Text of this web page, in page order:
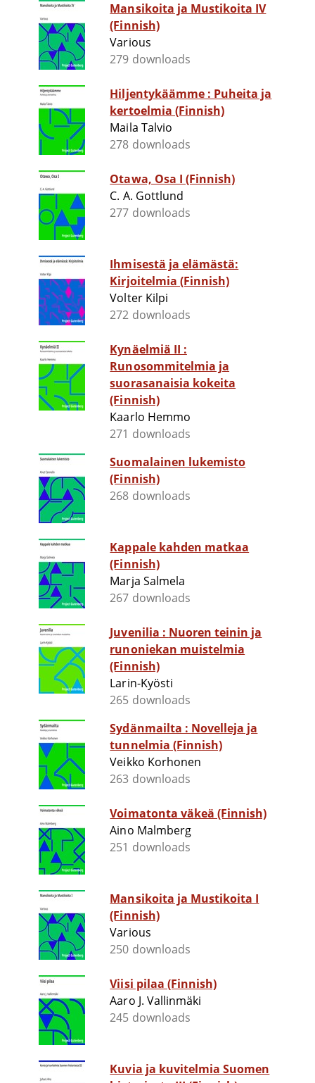
Mansikoita ja Mustikoita IV
(Finnish)
Various
279 downloads
Hiljentykäämme : Puheita ja
kertoelmia (Finnish)
Maila Talvio
278 downloads
Otawa, Osa I (Finnish)
C. A. Gottlund
277 downloads
Ihmisestä ja elämästä:
Kirjoitelmia (Finnish)
Volter Kilpi
272 downloads
Kynäelmiä II :
Runosommitelmia ja
suorasanaisia kokeita
(Finnish)
Kaarlo Hemmo
271 downloads
Suomalainen lukemisto
(Finnish)
268 downloads
Kappale kahden matkaa
(Finnish)
Marja Salmela
267 downloads
Juvenilia : Nuoren teinin ja
runoniekan muistelmia
(Finnish)
Larin-Kyösti
265 downloads
Sydänmailta : Novelleja ja
tunnelmia (Finnish)
Veikko Korhonen
263 downloads
Voimatonta väkeä (Finnish)
Aino Malmberg
251 downloads
Mansikoita ja Mustikoita I
(Finnish)
Various
250 downloads
Viisi pilaa (Finnish)
Aaro J. Vallinmäki
245 downloads
Kuvia ja kuvitelmia Suomen